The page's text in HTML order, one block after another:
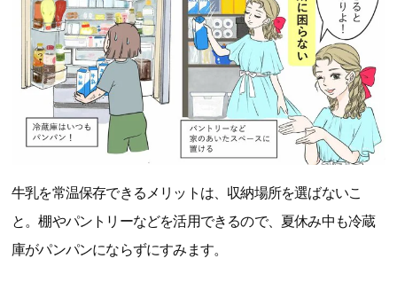
牛乳を常温保存できるメリットは、収納場所を選ばないこ
と。棚やパントリーなどを活用できるので、夏休み中も冷蔵
庫がパンパンにならずにすみます。